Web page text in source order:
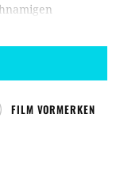
und in der
der für seine
Darstellung
FILM VORMERKEN